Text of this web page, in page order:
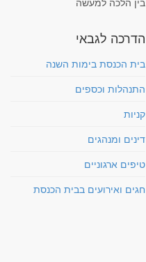
הדרכה לגבאי
בית הכנסת בימות השנה
התנהלות וכספים
קניות
דינים ומנהגים
טיפים ארגוניים
חגים ואירועים בבית הכנסת